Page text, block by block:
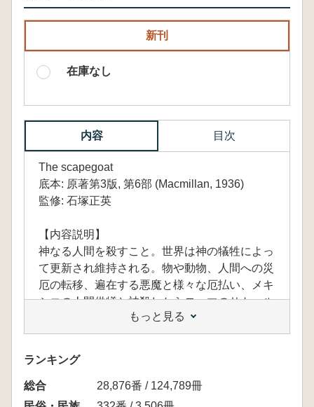
新刊
在庫なし
内容 目次
The scapegoat
底本: 原著第3版, 第6部 (Macmillan, 1936)
監修: 石塚正英
【内容説明】
神なる人間を殺すこと。世界は神の犠牲によっ
て更新され維持される。物や動物、人間への災
厄の転移、遍在する悪魔と様々な厄払い、メキ
シコの人間供犠と神殺しからローマのサトゥル
ナリア祭まで、スケープゴートの慣習を神の犠
牲へと鈍化する思考の錬金術。呪術と宗教の起
源をめぐる壮大な旅。
「BOOKデータベース」 より
もっと見る
ランキング
総合
28,876番 / 124,789冊